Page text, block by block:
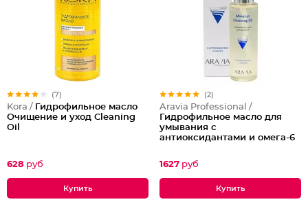
(7)
Kora / Гидрофильное масло
Очищение и уход Cleaning
Oil
628 руб
(2)
Aravia Professional /
Гидрофильное масло для
умывания с
антиоксидантами и омега-6
1627 руб